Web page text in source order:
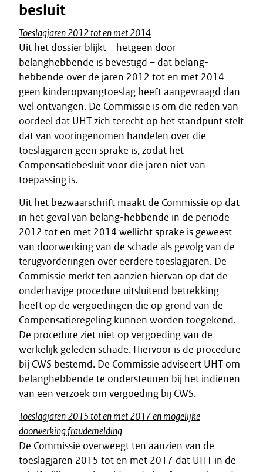
besluit
Toeslagjaren 2012 tot en met 2014
Uit het dossier blijkt – hetgeen door
belanghebbende is bevestigd – dat belang-
hebbende over de jaren 2012 tot en met 2014
geen kinderopvangtoeslag heeft aangevraagd dan
wel ontvangen. De Commissie is om die reden van
oordeel dat UHT zich terecht op het standpunt stelt
dat van vooringenomen handelen over die
toeslagjaren geen sprake is, zodat het
Compensatiebesluit voor die jaren niet van
toepassing is.
Uit het bezwaarschrift maakt de Commissie op dat
in het geval van belang-hebbende in de periode
2012 tot en met 2014 wellicht sprake is geweest
van doorwerking van de schade als gevolg van de
terugvorderingen over eerdere toeslagjaren. De
Commissie merkt ten aanzien hiervan op dat de
onderhavige procedure uitsluitend betrekking
heeft op de vergoedingen die op grond van de
Compensatieregeling kunnen worden toegekend.
De procedure ziet niet op vergoeding van de
werkelijk geleden schade. Hiervoor is de procedure
bij CWS bestemd. De Commissie adviseert UHT om
belanghebbende te ondersteunen bij het indienen
van een verzoek om vergoeding bij CWS.
Toeslagjaren 2015 tot en met 2017 en mogelijke
doorwerking fraudemelding
De Commissie overweegt ten aanzien van de
toeslagjaren 2015 tot en met 2017 dat UHT in de